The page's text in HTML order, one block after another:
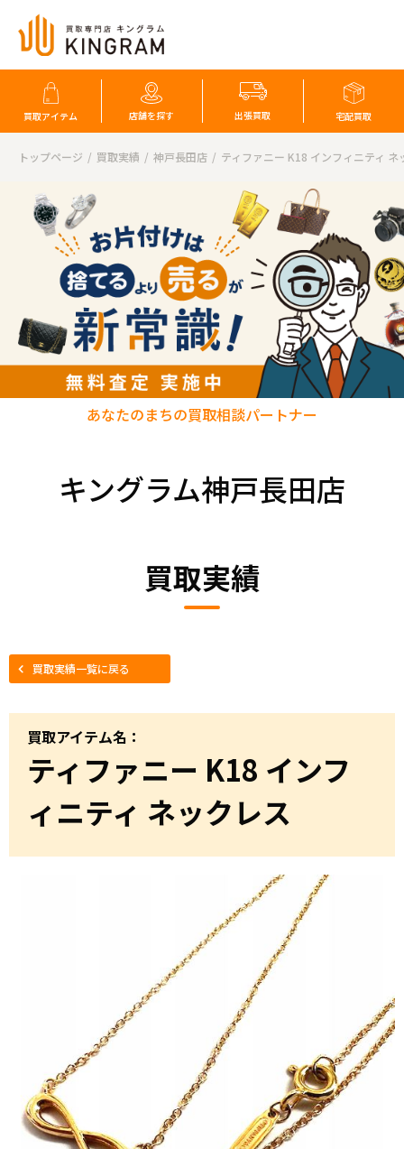
買取アイテム 店舗を探す 出張買取 宅配買取
トップページ 買取実績 神戸長田店 ティファニー K18 インフィニティ ネ
キングラム神戸長田店
あなたのまちの買取相談パートナー
買取実績
買取実績一覧に戻る
買取アイテム名：
ティファニー K18 インフ
ィニティ ネックレス